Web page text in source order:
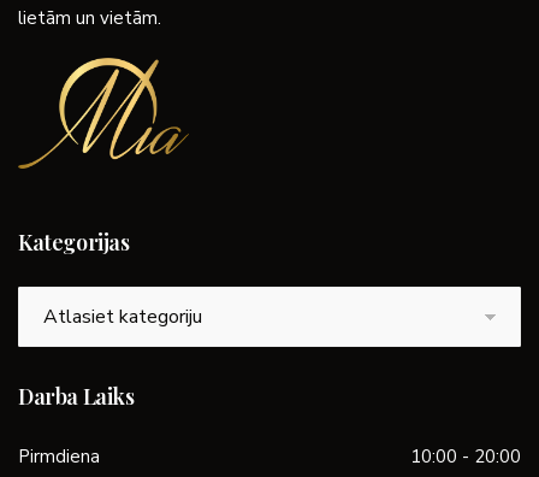
lietām un vietām.
Kategorijas
Darba Laiks
Pirmdiena
10:00 - 20:00